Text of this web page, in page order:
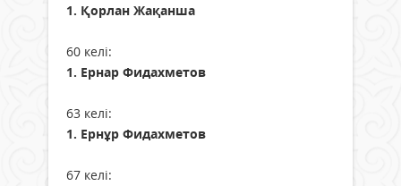
1. Қорлан Жақанша
60 келі:
1. Ернар Фидахметов
63 келі:
1. Ернұр Фидахметов
67 келі: